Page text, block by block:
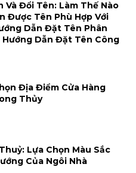
Và Đổi Tên: Làm Thế Nào
Được Tên Phù Hợp Với
Dẫn Đặt Tên Phân
Hướng Dẫn Đặt Tên Công
Địa Điểm Cửa Hàng
Thủy
Lựa Chọn Màu Sắc
Của Ngôi Nhà